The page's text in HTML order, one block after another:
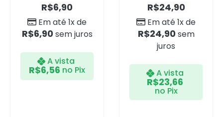
R$6,90
Em até 1x de
R$6,90 sem juros
A vista
R$6,56 no Pix
R$24,90
Em até 1x de
R$24,90 sem
juros
A vista
R$23,66
no Pix